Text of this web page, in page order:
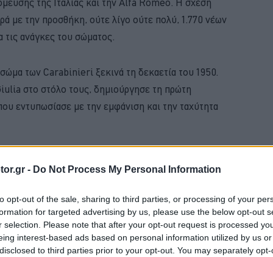
- Do Not Process My Personal Information
opt-out of the sale, sharing to third parties, or processing of your
for targeted advertising by us, please use the below opt-out
selection. Please note that after your opt-out request is processed
interest-based ads based on personal information utilized by us
to third parties prior to your opt-out. You may separately
με την προσθήκη, ούτε λίγο ούτε πολύ, 1.770 νέων
τις ανάγκες του σώματος.
των Carabinieri ξεκινά τη δεκαετία του 1950.
στο στόλο τους, δημιούργησε τη πρώτη
εντυπωσίασε με την εμφάνιση και την ταχύτητα
BUY NOW
ΝΕΑ MERCEDES GLB
ΤΑ ΝΕΑ ΜΟΝΤΕΛΑ ΤΗΣ BMW